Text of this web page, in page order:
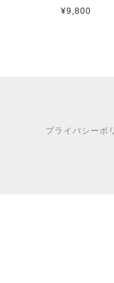
¥9,800
プライバシーポ